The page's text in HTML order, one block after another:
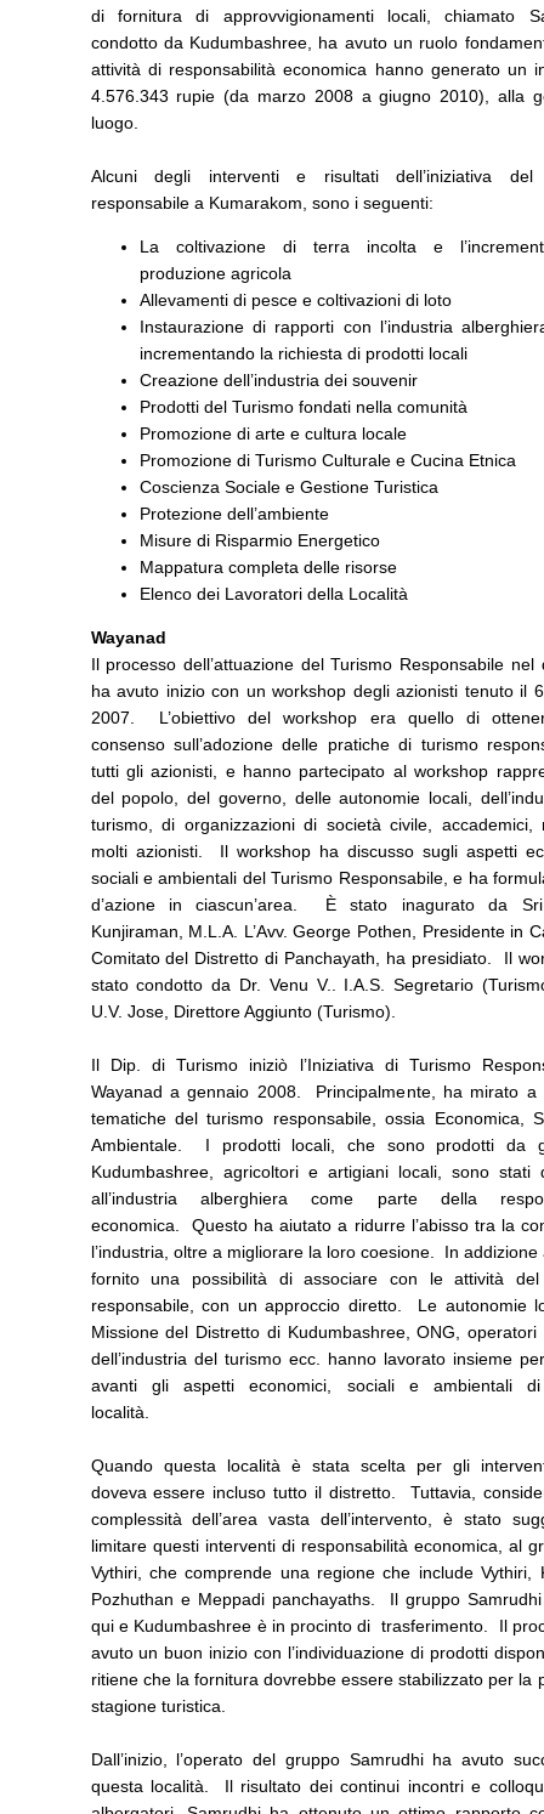
di fornitura di approvvigionamenti locali, chiamato
condotto da Kudumbashree, ha avuto un ruolo
attività di responsabilità economica hanno generato un
4.576.343 rupie (da marzo 2008 a giugno 2010), alla
luogo.
Alcuni degli interventi e risultati dell’iniziativa del
responsabile a Kumarakom, sono i seguenti:
La coltivazione di terra incolta e
produzione agricola
Allevamenti di pesce e coltivazioni di loto
Instaurazione di rapporti con l’industria
incrementando la richiesta di prodotti locali
Creazione dell’industria dei souvenir
Prodotti del Turismo fondati nella comunità
Promozione di arte e cultura locale
Promozione di Turismo Culturale e Cucina Etnica
Coscienza Sociale e Gestione Turistica
Protezione dell’ambiente
Misure di Risparmio Energetico
Mappatura completa delle risorse
Elenco dei Lavoratori della Località
Wayanad
Il processo dell’attuazione del Turismo Responsabile nel
ha avuto inizio con un workshop degli azionisti tenuto il
2007. L’obiettivo del workshop era quello di
consenso sull’adozione delle pratiche di turismo
tutti gli azionisti, e hanno partecipato al workshop
del popolo, del governo, delle autonomie locali,
turismo, di organizzazioni di società civile, accademici,
molti azionisti. Il workshop ha discusso sugli aspetti
sociali e ambientali del Turismo Responsabile, e ha
d’azione in ciascun’area. È stato inagurato da
Kunjiraman, M.L.A. L’Avv. George Pothen, Presidente in
Comitato del Distretto di Panchayath, ha presidiato. Il
stato condotto da Dr. Venu V.. I.A.S. Segretario
U.V. Jose, Direttore Aggiunto (Turismo).
Il Dip. di Turismo iniziò l’Iniziativa di Turismo
Wayanad a gennaio 2008. Principalmente, ha mirato a
tematiche del turismo responsabile, ossia Economica,
Ambientale. I prodotti locali, che sono prodotti da
Kudumbashree, agricoltori e artigiani locali, sono stati
all’industria alberghiera come parte della
economica. Questo ha aiutato a ridurre l’abisso tra la
l’industria, oltre a migliorare la loro coesione. In addizione
fornito una possibilità di associare con le attività del
responsabile, con un approccio diretto. Le autonomie
Missione del Distretto di Kudumbashree, ONG, operatori
dell’industria del turismo ecc. hanno lavorato insieme
avanti gli aspetti economici, sociali e ambientali
località.
Quando questa località è stata scelta per gli
doveva essere incluso tutto il distretto. Tuttavia,
complessità dell’area vasta dell’intervento, è stato
limitare questi interventi di responsabilità economica, al
Vythiri, che comprende una regione che include Vythiri,
Pozhuthan e Meppadi panchayaths. Il gruppo
qui e Kudumbashree è in procinto di trasferimento. Il
avuto un buon inizio con l’individuazione di prodotti
ritiene che la fornitura dovrebbe essere stabilizzato per la
stagione turistica.
Dall’inizio, l’operato del gruppo Samrudhi ha avuto
questa località. Il risultato dei continui incontri e